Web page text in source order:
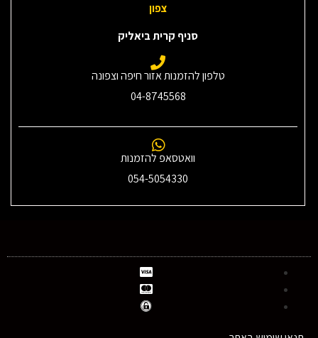
צפון
סניף קרית ביאליק
טלפון להזמנות אזור חיפה וצפונה
04-8745568
וואטסאפ להזמנות
054-5054330